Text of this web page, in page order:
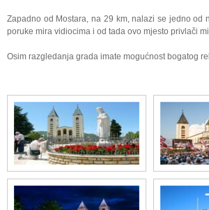
Zapadno od Mostara, na 29 km, nalazi se jedno
poruke mira vidiocima i od tada ovo mjesto privlači
Osim razgledanja grada imate mogućnost bogatog